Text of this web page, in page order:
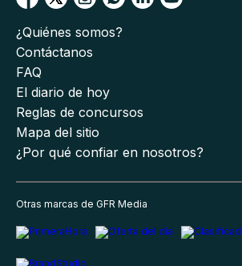
¿Quiénes somos?
Contáctanos
FAQ
El diario de hoy
Reglas de concursos
Mapa del sitio
¿Por qué confiar en nosotros?
Otras marcas de GFR Media